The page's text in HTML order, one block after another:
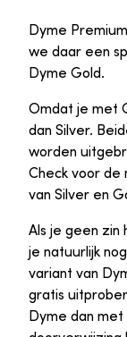
Dyme
we daar een
Dyme Gold.
Omdat je met
dan Silver.
worden
Check voor
van Silver en
Als je geen
je natuurlijk
variant van
gratis
Dyme dan